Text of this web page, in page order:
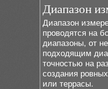
Диапазон
Диапазон
проводятся на
диапазоны, от
подходящим
точностью на
создания
или террасы.